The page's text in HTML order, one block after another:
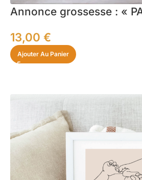
Annonce grossesse : «
13,00 €
Ajouter Au Panier